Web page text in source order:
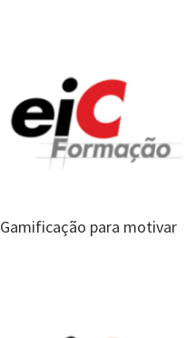
Gamificação para motivar